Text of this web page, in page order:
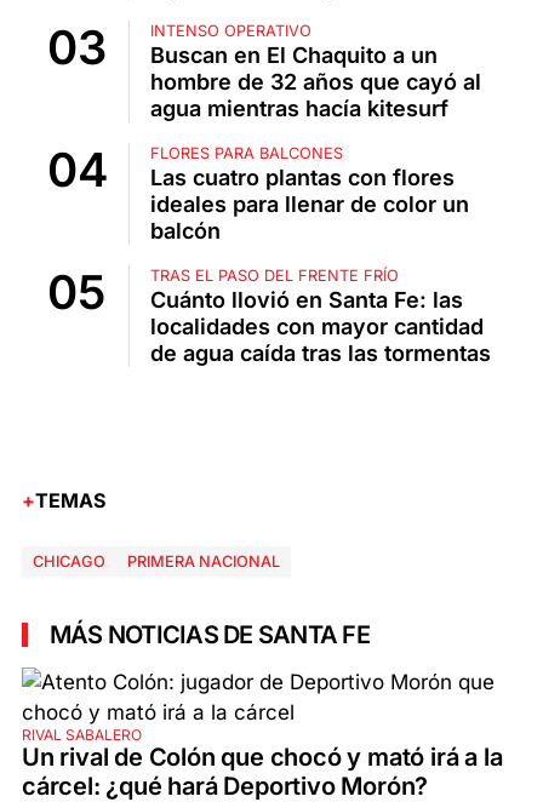
INTENSO OPERATIVO
Buscan en El Chaquito a un
hombre de 32 años que cayó al
agua mientras hacía kitesurf
FLORES PARA BALCONES
Las cuatro plantas con flores
ideales para llenar de color un
balcón
TRAS EL PASO DEL FRENTE FRÍO
Cuánto llovió en Santa Fe: las
localidades con mayor cantidad
de agua caída tras las tormentas
TEMAS
CHICAGO PRIMERA NACIONAL
MÁS NOTICIAS DE SANTA FE
RIVAL SABALERO
Un rival de Colón que chocó y mató irá a la
cárcel: ¿qué hará Deportivo Morón?